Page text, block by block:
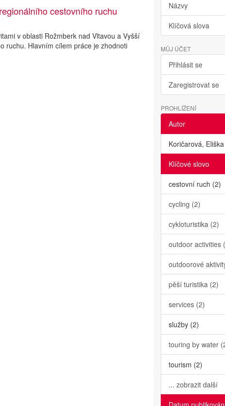
cestovního ruchu
v oblasti Rožmberk nad Vltavou a Vyšší
ruchu. Hlavním cílem práce je zhodnoti
Názvy
Klíčová slova
MŮJ ÚČET
Přihlásit se
Zaregistrovat se
PROHLÍŽENÍ
Autor
Koričarová,
Klíčové slovo
cestovní ruch (2)
cycling (2)
cykloturistika (2)
outdoor activities
outdoorové
pěší turistika (2)
services (2)
služby (2)
touring by water
tourism (2)
... zobrazit další